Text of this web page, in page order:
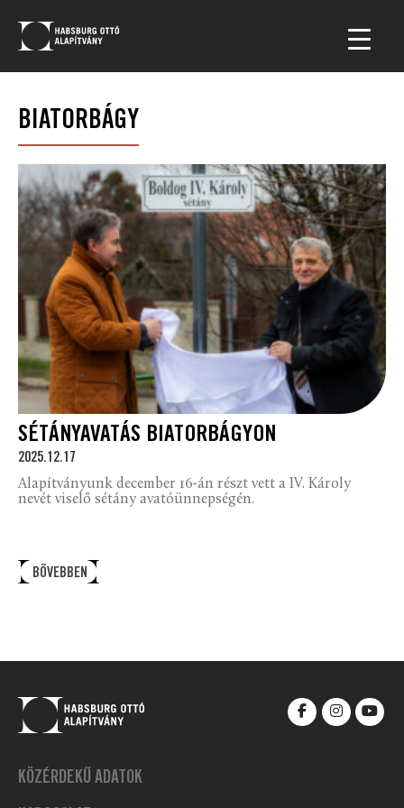
BIATORBÁGY
SÉTÁNYAVATÁS BIATORBÁGYON
2025.12.17
Alapítványunk december 16-án részt vett a IV. Károly
nevét viselő sétány avatóünnepségén.
BŐVEBBEN
KÖZÉRDEKŰ ADATOK